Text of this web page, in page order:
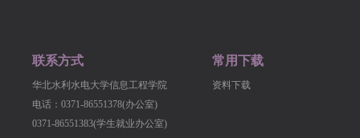
联系方式
华北水利水电大学信息工程学院
电话：0371-86551378(办公室)
0371-86551383(学生就业办公室)
常用下载
资料下载